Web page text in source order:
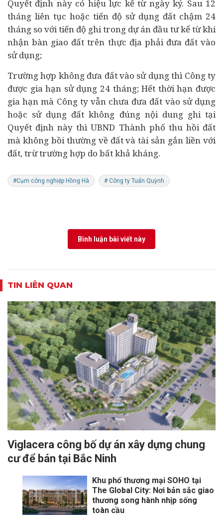
Quyết định này có hiệu lực kể từ ngày ký. Sau 12
tháng liên tục hoặc tiến độ sử dụng đất chậm 24
tháng so với tiến độ ghi trong dự án đầu tư kể từ khi
nhận bàn giao đất trên thực địa phải đưa đất vào
sử dụng;
Trường hợp không đưa đất vào sử dụng thì Công ty
được gia hạn sử dụng 24 tháng; Hết thời hạn được
gia hạn mà Công ty vẫn chưa đưa đất vào sử dụng
hoặc sử dụng đất không đúng nội dung ghi tại
Quyết định này thì UBND Thành phố thu hồi đất
mà không bồi thường về đất và tài sản gắn liền với
đất, trừ trường hợp do bất khả kháng.
#Cụm công nghiệp Hồng Hà # Công ty Tuấn Quỳnh
Bình luận bài viết này
TIN LIÊN QUAN
Viglacera công bố dự án xây dựng chung
cư để bán tại Bắc Ninh
Khu phố thương mại SOHO tại
The Global City: Nơi bản sắc giao
thương song hành nhịp sống
toàn cầu